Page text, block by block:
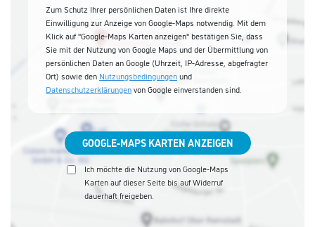
Zum Schutz Ihrer persönlichen Daten ist Ihre direkte
Einwilligung zur Anzeige von Google-Maps notwendig. Mit dem
Klick auf "Google-Maps Karten anzeigen" bestätigen Sie, dass
Sie mit der Nutzung von Google Maps und der Übermittlung von
persönlichen Daten an Google (Uhrzeit, IP-Adresse, abgefragter
Ort) sowie den Nutzungsbedingungenund
Datenschutzerklärungenvon Google einverstanden sind.
GOOGLE-MAPS KARTEN ANZEIGEN
Ich möchte die Nutzung von Google-Maps
Karten auf dieser Seite bis auf Widerruf
dauerhaft freigeben.